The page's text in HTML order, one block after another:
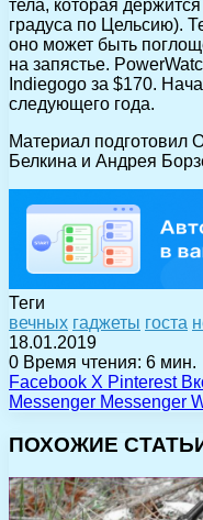
тела, которая
градуса по Цельсию).
оно может быть
на запястье.
Indiegogo за $170.
следующего года.
Материал подготовил
Белкина и Андрея
Теги
вечных гаджеты госта
18.01.2019
0 Время чтения: 6 мин.
Facebook X Pinterest
Messenger Messenger
ПОХОЖИЕ